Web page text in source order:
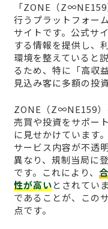
「ZONE（
行うプラットフォー
サイトです。公式サ
する情報を提供し、
環境を整えていると
るため、特に「高収
見込み客に多額の投
ZONE（Z∞NE159）
売買や投資をサポー
に見せかけています
サービス内容が不透
異なり、規制当局に
です。これにより、
性が高いとされてい
であることが、この
点です。